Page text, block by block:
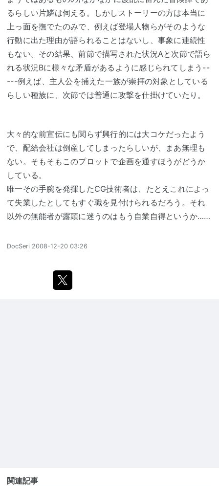
るらしい片鱗は伺える。しかしストーリーの方は本当に
上っ面を撫でたのみで、例えば登場人物らがそのような
行動に出た理由が語られることはないし、事象に連続性
もない。その結果、前節で描写された状況Aと次節で語ら
れる状況Bに様々な矛盾があるように感じられてしまう--
---例えば、主人公を捕えた一族が崇拝の対象としている
らしい種族に、次節では普通に攻撃を仕掛けていたり。
大々的な前宣伝にも関らず興行的には大コケだったよう
で、配給会社は倒産してしまったらしいが、まあ無理も
ない。そもそもこのプロットで企画を通すほうがどうか
している。
唯一その手腕を発揮したCG技術者は、たとえこれによっ
て失業したとしてもすぐ職を見付けられるだろう。それ
以外の無能者が露頭に迷うのはもう自業自得というか……
DocSeri 2008-12-20 03:26
関連記事